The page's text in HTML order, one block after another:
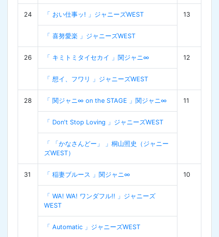
24 「 おい仕事ッ! 」ジャニーズWEST 13
「 喜努愛楽 」ジャニーズWEST
26 「 キミトミタイセカイ 」関ジャニ∞ 12
「 想イ、フワリ 」ジャニーズWEST
28 「 関ジャニ∞ on the STAGE 」関ジャニ∞ 11
「 Don't Stop Loving 」ジャニーズWEST
「 「かなさんどー」 」桐山照史（ジャニー
ズWEST）
31 「 稲妻ブルース 」関ジャニ∞ 10
「 WA! WA! ワンダフル!! 」ジャニーズ
WEST
「 Automatic 」ジャニーズWEST